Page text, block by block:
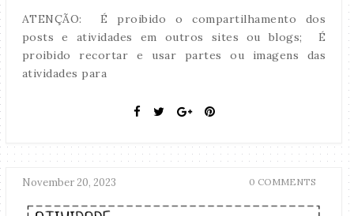
ATENÇÃO: É proibido o compartilhamento dos
posts e atividades em outros sites ou blogs; É
proibido recortar e usar partes ou imagens das
atividades para
November 20, 2023 0 COMMENTS